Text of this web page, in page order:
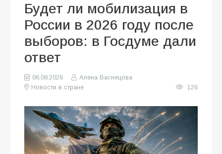
Будет ли мобилизация в
России в 2026 году после
выборов: в Госдуме дали
ответ
06.08.2026
Алена Васнецова
Новости в стране
126